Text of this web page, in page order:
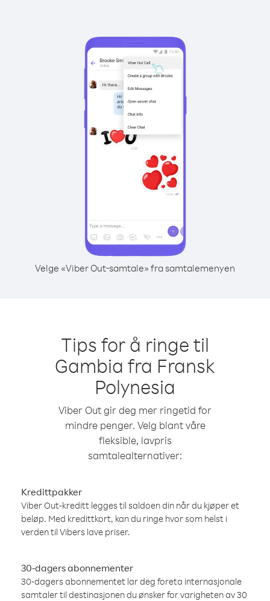
Velge «Viber Out-samtale» fra samtalemenyen
Tips for å ringe til
Gambia fra Fransk
Polynesia
Viber Out gir deg mer ringetid for
mindre penger. Velg blant våre
fleksible, lavpris
samtalealternativer:
Kredittpakker
Viber Out-kreditt legges til saldoen din når du kjøper et
beløp. Med kredittkort, kan du ringe hvor som helst i
verden til Vibers lave priser.
30-dagers abonnementer
30-dagers abonnementet lar deg foreta internasjonale
samtaler til destinasjonen du ønsker for varigheten av 30